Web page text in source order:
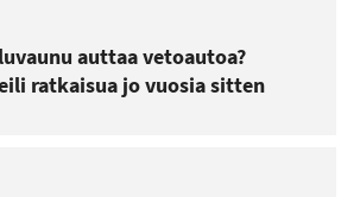
auttaa vetoautoa?
ratkaisua jo vuosia sitten